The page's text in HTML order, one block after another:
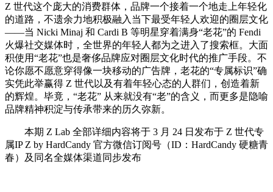
Z 世代这个庞大的消费群体，品牌一个接着一个地走上年轻化
的道路，不遗余力地积极融入当下最受年轻人欢迎的圈层文化
——当 Nicki Minaj 和 Cardi B 等明星穿着满身“老花”的 Fendi
火爆社交媒体时，全世界的年轻人都为之进入了搜索框。大面
积使用“老花”也是奢侈品牌应对圈层文化时代的推广手段。不
论你愿不愿意穿得像一块移动的广告牌，老花的“专属标识”确
实凭此举赢得 Z 世代以及有着年轻心态的人群们，创造着新
的辉煌。毕竟，“老花” 从来就没有“老”的含义，而更多是隐喻
品牌精神积淀与传承带来的历久弥新。
本期 Z Lab 全部详细内容将于 3 月 24 日发布于 Z 世代专
属IP Z by HardCandy 官方微信订阅号（ID：HardCandy 硬糖青
春）及同名全媒体渠道同步发布